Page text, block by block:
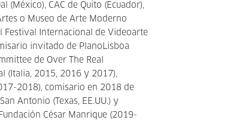
(México), CAC de Quito (Ecuador),
o Museo de Arte Moderno
Festival Internacional de Videoarte
invitado de PlanoLisboa
de Over The Real
(Italia, 2015, 2016 y 2017),
2018), comisario en 2018 de
Antonio (Texas, EE.UU.) y
César Manrique (2019-